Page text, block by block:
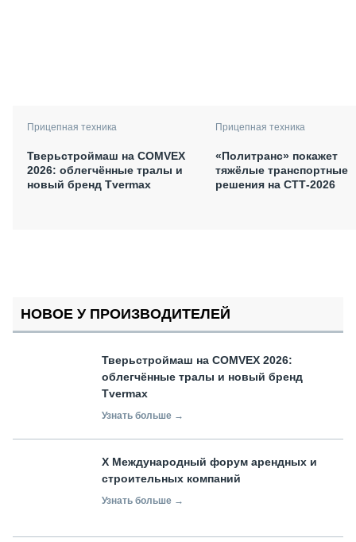
Прицепная техника
Тверьстроймаш на COMVEX
2026: облегчённые тралы и
новый бренд Tvermax
Прицепная техника
«Политранс» покажет
тяжёлые транспортные
решения на СТТ-2026
НОВОЕ У ПРОИЗВОДИТЕЛЕЙ
Тверьстроймаш на COMVEX 2026:
облегчённые тралы и новый бренд
Tvermax
Узнать больше →
X Международный форум арендных и
строительных компаний
Узнать больше →